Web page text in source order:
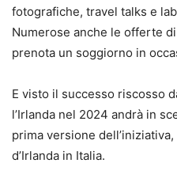
fotografiche, travel talks e
Numerose anche le offerte
prenota un soggiorno in
E visto il successo riscosso
l’Irlanda nel 2024 andrà in
prima versione dell’iniziativa,
d’Irlanda in Italia.